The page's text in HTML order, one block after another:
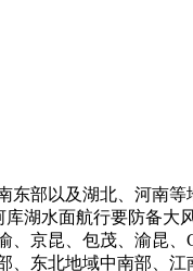
部以及湖北、河南等
湖水面航行要防备
京昆、包茂、渝昆
东北地域中南部、